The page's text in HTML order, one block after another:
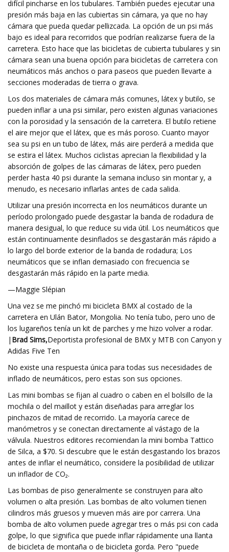
difícil pincharse en los tubulares. También puedes ejecutar una
presión más baja en las cubiertas sin cámara, ya que no hay
cámara que pueda quedar pellizcada. La opción de un psi más
bajo es ideal para recorridos que podrían realizarse fuera de la
carretera. Esto hace que las bicicletas de cubierta tubulares y sin
cámara sean una buena opción para bicicletas de carretera con
neumáticos más anchos o para paseos que pueden llevarte a
secciones moderadas de tierra o grava.
Los dos materiales de cámara más comunes, látex y butilo, se
pueden inflar a una psi similar, pero existen algunas variaciones
con la porosidad y la sensación de la carretera. El butilo retiene
el aire mejor que el látex, que es más poroso. Cuanto mayor
sea su psi en un tubo de látex, más aire perderá a medida que
se estira el látex. Muchos ciclistas aprecian la flexibilidad y la
absorción de golpes de las cámaras de látex, pero pueden
perder hasta 40 psi durante la semana incluso sin montar y, a
menudo, es necesario inflarlas antes de cada salida.
Utilizar una presión incorrecta en los neumáticos durante un
período prolongado puede desgastar la banda de rodadura de
manera desigual, lo que reduce su vida útil. Los neumáticos que
están continuamente desinflados se desgastarán más rápido a
lo largo del borde exterior de la banda de rodadura; Los
neumáticos que se inflan demasiado con frecuencia se
desgastarán más rápido en la parte media.
—Maggie Slépian
Una vez se me pinchó mi bicicleta BMX al costado de la
carretera en Ulán Bator, Mongolia. No tenía tubo, pero uno de
los lugareños tenía un kit de parches y me hizo volver a rodar.
| Brad Sims,Deportista profesional de BMX y MTB con Canyon y
Adidas Five Ten
No existe una respuesta única para todas sus necesidades de
inflado de neumáticos, pero estas son sus opciones.
Las mini bombas se fijan al cuadro o caben en el bolsillo de la
mochila o del maillot y están diseñadas para arreglar los
pinchazos de mitad de recorrido. La mayoría carece de
manómetros y se conectan directamente al vástago de la
válvula. Nuestros editores recomiendan la mini bomba Tattico
de Silca, a $70. Si descubre que le están desgastando los brazos
antes de inflar el neumático, considere la posibilidad de utilizar
un inflador de CO₂.
Las bombas de piso generalmente se construyen para alto
volumen o alta presión. Las bombas de alto volumen tienen
cilindros más gruesos y mueven más aire por carrera. Una
bomba de alto volumen puede agregar tres o más psi con cada
golpe, lo que significa que puede inflar rápidamente una llanta
de bicicleta de montaña o de bicicleta gorda. Pero "puede